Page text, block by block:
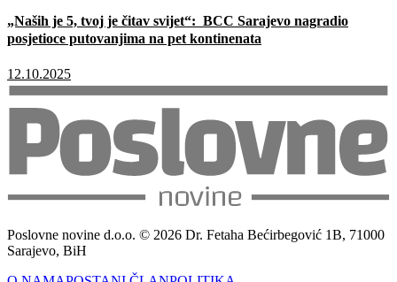
„Naših je 5, tvoj je čitav svijet“: BCC Sarajevo nagradio
posjetioce putovanjima na pet kontinenata
12.10.2025
Poslovne novine d.o.o. © 2026 Dr. Fetaha Bećirbegović 1B, 71000
Sarajevo, BiH